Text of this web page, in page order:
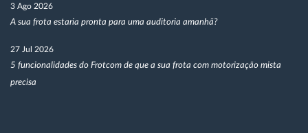
3 Ago 2026
A sua frota estaria pronta para uma auditoria amanhã?
27 Jul 2026
5 funcionalidades do Frotcom de que a sua frota com motorização mista
precisa